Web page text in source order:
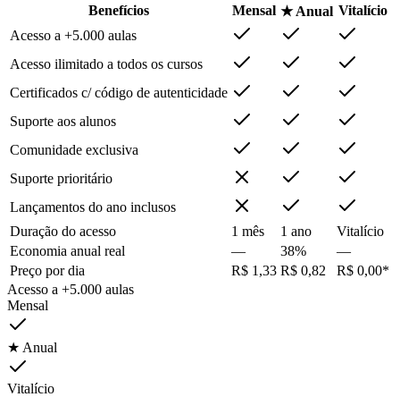
Benefícios Mensal ★ Anual Vitalício
Acesso a +5.000 aulas
Acesso ilimitado a todos os cursos
Certificados c/ código de autenticidade
Suporte aos alunos
Comunidade exclusiva
Suporte prioritário
Lançamentos do ano inclusos
Duração do acesso
1 mês 1 ano
Vitalício
Economia anual real
— 38%
—
Preço por dia
R$ 1,33 R$ 0,82
R$ 0,00*
Acesso a +5.000 aulas
Mensal
★ Anual
Vitalício